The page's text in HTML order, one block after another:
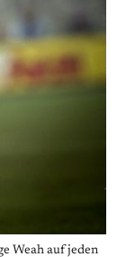
Weah auf jeden